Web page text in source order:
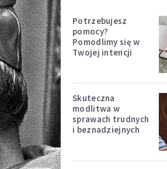
Potrzebujesz
pomocy?
Pomodlimy się w
Twojej intencji
Skuteczna
modlitwa w
sprawach trudnych
i beznadziejnych